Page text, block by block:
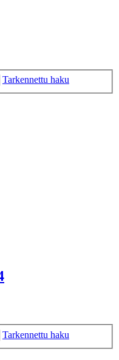
Tarkennettu haku
Tarkennettu haku